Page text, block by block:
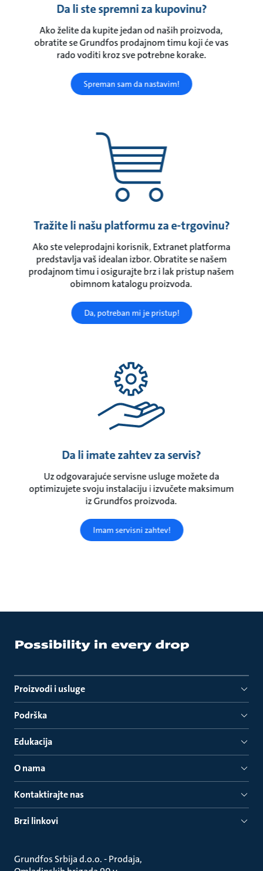
Da li ste spremni za kupovinu?
Ako želite da kupite jedan od naših proizvoda,
obratite se Grundfos prodajnom timu koji će vas
rado voditi kroz sve potrebne korake.
Spreman sam da nastavim!
Tražite li našu platformu za e-trgovinu?
Ako ste veleprodajni korisnik, Extranet platforma
predstavlja vaš idealan izbor. Obratite se našem
prodajnom timu i osigurajte brz i lak pristup našem
obimnom katalogu proizvoda.
Da, potreban mi je pristup!
Da li imate zahtev za servis?
Uz odgovarajuće servisne usluge možete da
optimizujete svoju instalaciju i izvučete maksimum
iz Grundfos proizvoda.
Imam servisni zahtev!
Proizvodi i usluge
Podrška
Edukacija
O nama
Kontaktirajte nas
Brzi linkovi
Grundfos Srbija d.o.o. - Prodaja